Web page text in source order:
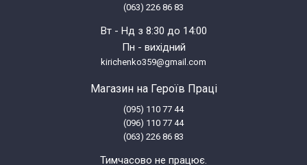
Indesit C138NFG (58279270000)
Indesit C138NFG.SLV
Indesit C138NFG.SLV (58286920000)
(063) 226 86 83
Вт - Нд з 8:30 до 14:00
Пн - вихідний
kirichenko359@gmail.com
Магазин на Героїв Праці
(095) 110 77 44
(096) 110 77 44
(063) 226 86 83
Тимчасово не працює.